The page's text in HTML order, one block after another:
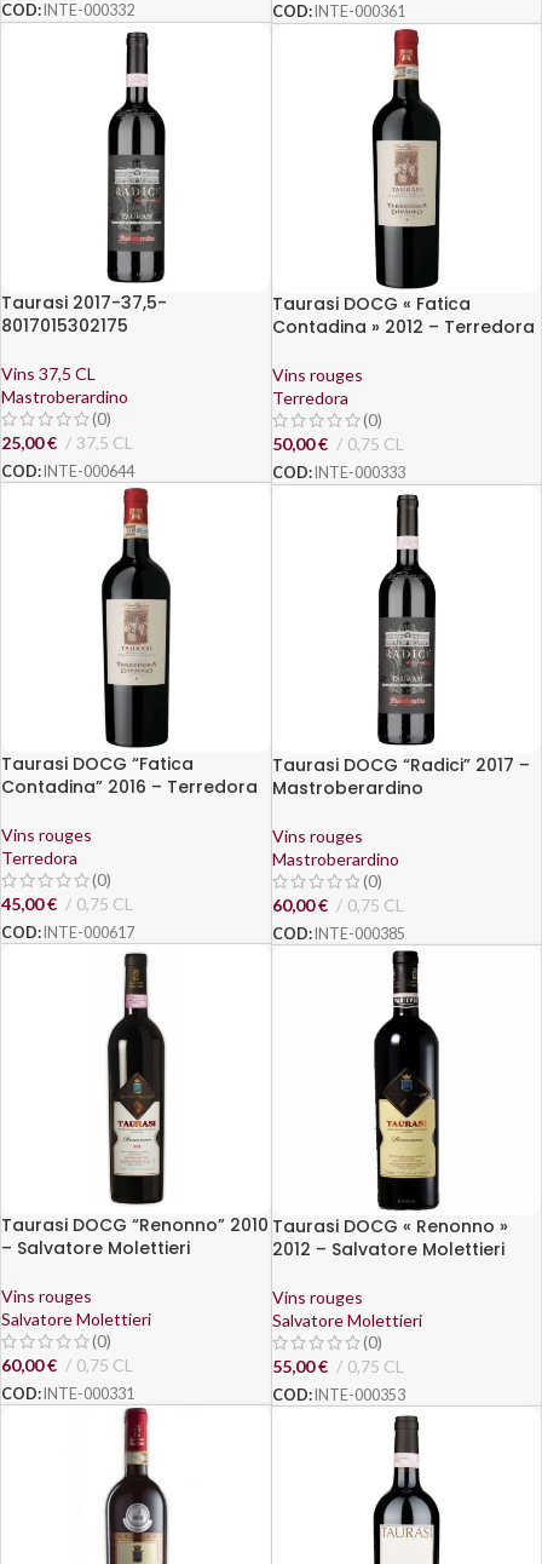
COD: INTE-000332 COD: INTE-000361
Taurasi 2017-37,5-
8017015302175
Vins 37,5 CL
Mastroberardino
(0)
25,00€ 37,5 CL
COD: INTE-000644
Taurasi DOCG « Fatica
Contadina » 2012 – Terredora
Vins rouges
Terredora
(0)
50,00€ 0,75 CL
COD: INTE-000333
Taurasi DOCG “Fatica
Contadina” 2016 – Terredora
Vins rouges
Terredora
(0)
45,00€ 0,75 CL
COD: INTE-000617
Taurasi DOCG “Radici” 2017 –
Mastroberardino
Vins rouges
Mastroberardino
(0)
60,00€ 0,75 CL
COD: INTE-000385
Taurasi DOCG “Renonno” 2010
– Salvatore Molettieri
Vins rouges
Salvatore Molettieri
(0)
60,00€ 0,75 CL
COD: INTE-000331
Taurasi DOCG « Renonno »
2012 – Salvatore Molettieri
Vins rouges
Salvatore Molettieri
(0)
55,00€ 0,75 CL
COD: INTE-000353